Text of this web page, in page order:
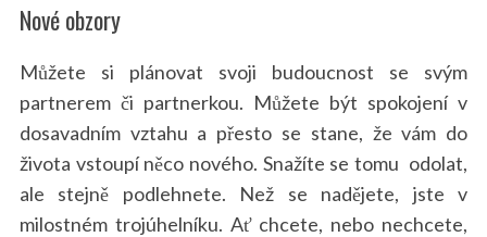
Nové obzory
Můžete si plánovat svoji budoucnost se svým
partnerem či partnerkou. Můžete být spokojení v
dosavadním vztahu a přesto se stane, že vám do
života vstoupí něco nového. Snažíte se tomu odolat,
ale stejně podlehnete. Než se nadějete, jste v
milostném trojúhelníku. Ať chcete, nebo nechcete,